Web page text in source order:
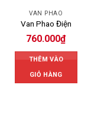
VAN PHAO
Van Phao Điện
760.000₫
THÊM VÀO
GIỎ HÀNG